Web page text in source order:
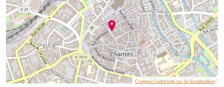
Corriger l’adresse ou la localisation